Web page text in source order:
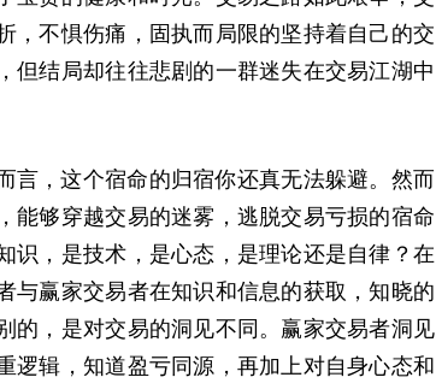
，不惧伤痛，固执而局限的坚持着自己的交
但结局却往往悲剧的一群迷失在交易江湖中
言，这个宿命的归宿你还真无法躲避。然而
能够穿越交易的迷雾，逃脱交易亏损的宿命
识，是技术，是心态，是理论还是自律？在
与赢家交易者在知识和信息的获取，知晓的
，是对交易的洞见不同。 赢家交易者洞见
逻辑， 知道盈亏同源， 再加上对自身心态和